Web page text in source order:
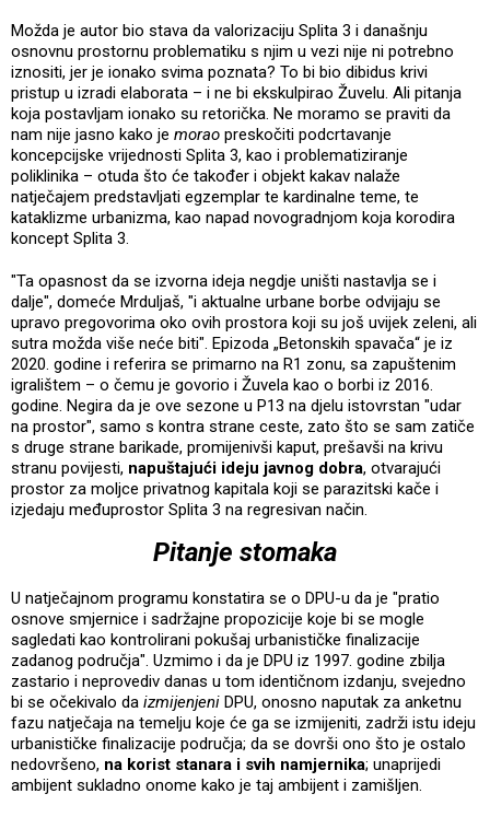
Možda je autor bio stava da valorizaciju Splita 3 i današnju
osnovnu prostornu problematiku s njim u vezi nije ni potrebno
iznositi, jer je ionako svima poznata? To bi bio dibidus krivi
pristup u izradi elaborata – i ne bi ekskulpirao Žuvelu. Ali pitanja
koja postavljam ionako su retorička. Ne moramo se praviti da
nam nije jasno kako je morao preskočiti podcrtavanje
koncepcijske vrijednosti Splita 3, kao i problematiziranje
poliklinika – otuda što će također i objekt kakav nalaže
natječajem predstavljati egzemplar te kardinalne teme, te
kataklizme urbanizma, kao napad novogradnjom koja korodira
koncept Splita 3.
"Ta opasnost da se izvorna ideja negdje uništi nastavlja se i
dalje", domeće Mrduljaš, "i aktualne urbane borbe odvijaju se
upravo pregovorima oko ovih prostora koji su još uvijek zeleni, ali
sutra možda više neće biti". Epizoda „Betonskih spavača“ je iz
2020. godine i referira se primarno na R1 zonu, sa zapuštenim
igralištem – o čemu je govorio i Žuvela kao o borbi iz 2016.
godine. Negira da je ove sezone u P13 na djelu istovrstan "udar
na prostor", samo s kontra strane ceste, zato što se sam zatiče
s druge strane barikade, promijenivši kaput, prešavši na krivu
stranu povijesti, napuštajući ideju javnog dobra, otvarajući
prostor za moljce privatnog kapitala koji se parazitski kače i
izjedaju međuprostor Splita 3 na regresivan način.
Pitanje stomaka
U natječajnom programu konstatira se o DPU-u da je "pratio
osnove smjernice i sadržajne propozicije koje bi se mogle
sagledati kao kontrolirani pokušaj urbanističke finalizacije
zadanog područja". Uzmimo i da je DPU iz 1997. godine zbilja
zastario i neprovediv danas u tom identičnom izdanju, svejedno
bi se očekivalo da izmijenjeni DPU, onosno naputak za anketnu
fazu natječaja na temelju koje će ga se izmijeniti, zadrži istu ideju
urbanističke finalizacije područja; da se dovrši ono što je ostalo
nedovršeno, na korist stanara i svih namjernika; unaprijedi
ambijent sukladno onome kako je taj ambijent i zamišljen.